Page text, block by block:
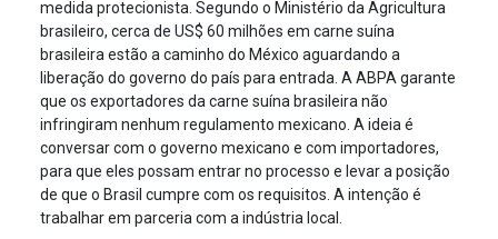
medida protecionista. Segundo o Ministério da Agricultura
brasileiro, cerca de US$ 60 milhões em carne suína
brasileira estão a caminho do México aguardando a
liberação do governo do país para entrada. A ABPA garante
que os exportadores da carne suína brasileira não
infringiram nenhum regulamento mexicano. A ideia é
conversar com o governo mexicano e com importadores,
para que eles possam entrar no processo e levar a posição
de que o Brasil cumpre com os requisitos. A intenção é
trabalhar em parceria com a indústria local.